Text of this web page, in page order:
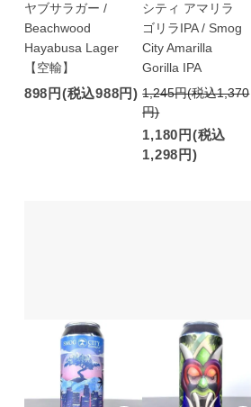
ヤブサラガー /
Beachwood
Hayabusa Lager
【空輸】
898円(税込988円)
シティ アマリラ
ゴリラIPA / Smog
City Amarilla
Gorilla IPA
1,245円(税込1,370
円)
1,180円(税込
1,298円)